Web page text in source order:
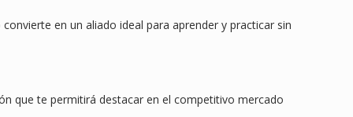
en un aliado ideal para aprender y practicar sin
que te permitirá destacar en el competitivo mercado